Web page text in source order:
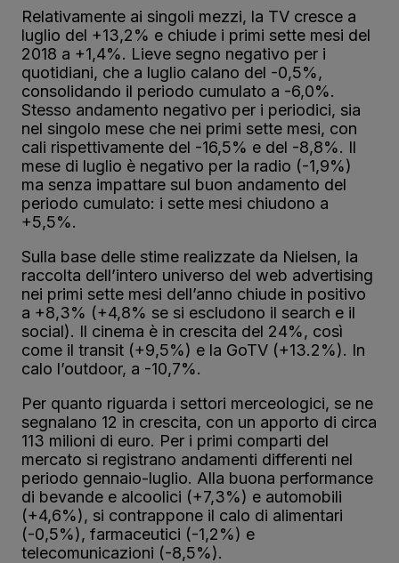
Relativamente ai singoli mezzi, la TV cresce a
luglio del +13,2% e chiude i primi sette mesi del
2018 a +1,4%. Lieve segno negativo per i
quotidiani, che a luglio calano del -0,5%,
consolidando il periodo cumulato a -6,0%.
Stesso andamento negativo per i periodici, sia
nel singolo mese che nei primi sette mesi, con
cali rispettivamente del -16,5% e del -8,8%. Il
mese di luglio è negativo per la radio (-1,9%)
ma senza impattare sul buon andamento del
periodo cumulato: i sette mesi chiudono a
+5,5%.
Sulla base delle stime realizzate da Nielsen, la
raccolta dell’intero universo del web advertising
nei primi sette mesi dell’anno chiude in positivo
a +8,3% (+4,8% se si escludono il search e il
social). Il cinema è in crescita del 24%, così
come il transit (+9,5%) e la GoTV (+13.2%). In
calo l’outdoor, a -10,7%.
Per quanto riguarda i settori merceologici, se ne
segnalano 12 in crescita, con un apporto di circa
113 milioni di euro. Per i primi comparti del
mercato si registrano andamenti differenti nel
periodo gennaio-luglio. Alla buona performance
di bevande e alcoolici (+7,3%) e automobili
(+4,6%), si contrappone il calo di alimentari
(-0,5%), farmaceutici (-1,2%) e
telecomunicazioni (-8,5%).